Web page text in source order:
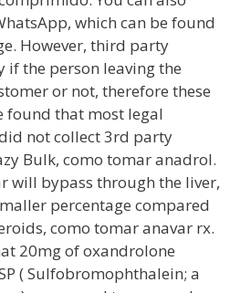
which can be found
However, third party
if the person leaving the
or not, therefore these
found that most legal
not collect 3rd party
Bulk, como tomar anadrol.
will bypass through the liver,
percentage compared
como tomar anavar rx.
20mg of oxandrolone
( Sulfobromophthalein; a